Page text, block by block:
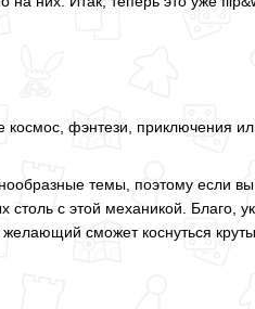
фэнтези, приключения
темы, поэтому если
с этой механикой. Благо,
сможет коснуться